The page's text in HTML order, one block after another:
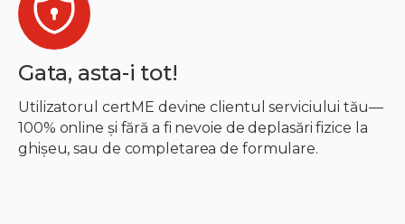
Gata, asta-i tot!
Utilizatorul certME devine clientul serviciului tău—
100% online și fără a fi nevoie de deplasări fizice la
ghișeu, sau de completarea de formulare.